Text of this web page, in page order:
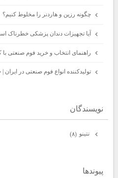
چگونه رزین و هاردنر را مخلوط کنیم؟
آیا تجهیزات دندان پزشکی خطرناک
راهنمای انتخاب و خرید فوم صنعتی با
تولیدکننده انواع فوم صنعتی در
نويسندگان
نتينو (۸)
پيوندها